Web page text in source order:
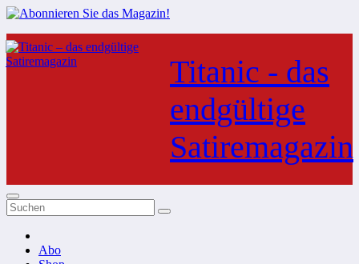
Zum
Inhalt
springen
Titanic - das
endgültige
Satiremagazin
Abo